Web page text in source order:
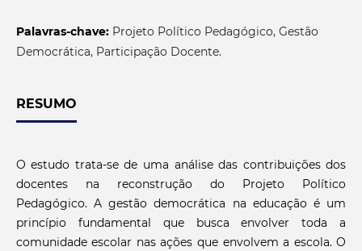
Palavras-chave: Projeto Político Pedagógico, Gestão
Democrática, Participação Docente.
RESUMO
O estudo trata-se de uma análise das contribuições dos
docentes na reconstrução do Projeto Político
Pedagógico. A gestão democrática na educação é um
princípio fundamental que busca envolver toda a
comunidade escolar nas ações que envolvem a escola. O